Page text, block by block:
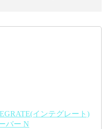
インテグレート)
バー N